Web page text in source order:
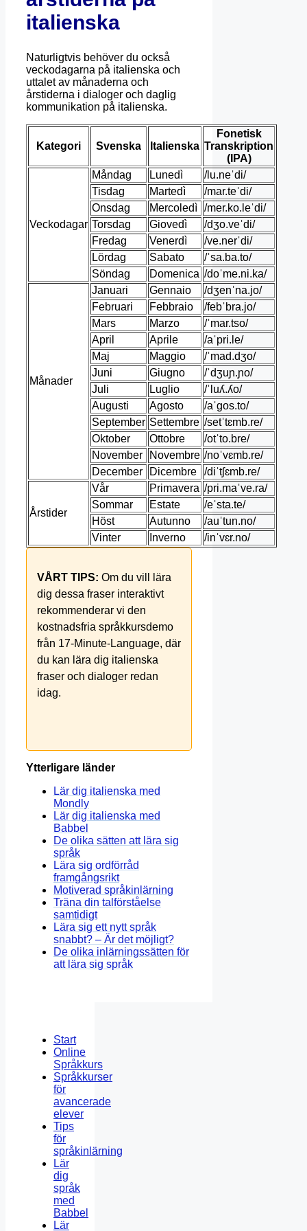
italienska
Naturligtvis behöver du också
veckodagarna på italienska och
uttalet av månaderna och
årstiderna i dialoger och daglig
kommunikation på italienska.
Kategori Svenska Italienska
Fonetisk
Transkription
(IPA)
Veckodagar
Måndag Lunedì
/lu.neˈdi/
Tisdag
Martedì
/mar.teˈdi/
Onsdag
Mercoledì /mer.ko.leˈdi/
Torsdag
Giovedì
/dʒo.veˈdi/
Fredag
Venerdì
/ve.nerˈdi/
Lördag
Sabato
/ˈsa.ba.to/
Söndag
Domenica /doˈme.ni.ka/
Månader
Januari Gennaio
/dʒenˈna.jo/
Februari
Febbraio
/febˈbra.jo/
Mars
Marzo
/ˈmar.tso/
April
Aprile
/aˈpri.le/
Maj
Maggio
/ˈmad.dʒo/
Juni
Giugno
/ˈdʒuɲ.ɲo/
Juli
Luglio
/ˈluʎ.ʎo/
Augusti
Agosto
/aˈɡos.to/
September Settembre /setˈtɛmb.re/
Oktober
Ottobre
/otˈto.bre/
November
Novembre /noˈvɛmb.re/
December
Dicembre /diˈtʃɛmb.re/
Årstider
Vår Primavera /pri.maˈve.ra/
Sommar
Estate
/eˈsta.te/
Höst
Autunno
/auˈtun.no/
Vinter
Inverno /inˈvɛr.no/
VÅRT TIPS: Om du vill lära
dig dessa fraser interaktivt
rekommenderar vi den
kostnadsfria språkkursdemo
från 17-Minute-Language, där
du kan lära dig italienska
fraser och dialoger redan
idag.
Ytterligare länder
Lär dig italienska med
Mondly
Lär dig italienska med
Babbel
De olika sätten att lära sig
språk
Lära sig ordförråd
framgångsrikt
Motiverad språkinlärning
Träna din talförståelse
samtidigt
Lära sig ett nytt språk
snabbt? – Är det möjligt?
De olika inlärningssätten för
att lära sig språk
Start
Online
Språkkurs
Språkkurser
för
avancerade
elever
Tips
för
språkinlärning
Lär
dig
språk
med
Babbel
Lär